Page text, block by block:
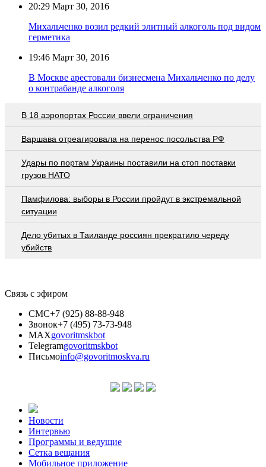
20:29 Март 30, 2016
Михальченко возил редкий элитный алкоголь под видом
герметика
19:46 Март 30, 2016
В Москве арестовали бизнесмена Михальченко по делу
о контрабанде алкоголя
В 18 аэропортах России ввели ограничения
Варшава отреагировала на перенос посольства РФ
Удары по портам Украины поставили на стоп поставки
грузов НАТО
Памфилова: выборы в России пройдут в экстремальной
ситуации
Дело убитых в Таиланде россиян прекратило череду
убийств
Связь с эфиром
СМС+7 (925) 88-88-948
Звонок+7 (495) 73-73-948
MAXgovoritmskbot
Telegramgovoritmskbot
Письмоinfo@govoritmoskva.ru
Новости
Интервью
Программы и ведущие
Сетка вещания
Мобильное приложение